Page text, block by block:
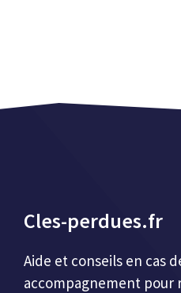
Cles-perdues.fr
Aide et conseils en cas
accompagnement pour